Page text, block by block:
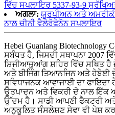
ਵਿੱਚ ਸਪਲਾਇਰ 5337-93-9
ਅਗਲਾ: ਯੂਰਪੀਅਨ ਅਤੇ
ਨਾਲ ਚੀਨੀ ਵੈਲੇਰੋਫੇਨੋਨ ਸਪਲਾਇਰ
Hebei Guanlang Biotechnology
ਸਬੰਧਤ ਹੈ, ਜਿਸਦੀ ਸਥਾਪਨਾ 2007
ਸ਼ਿਜੀਆਜ਼ੁਆਂਗ ਸ਼ਹਿਰ ਵਿੱਚ ਸਥਿਤ ਹੈ
ਅਤੇ ਬੀਜਿੰਗ ਤਿਆਨਜਿਨ ਅਤੇ ਹੇਬੇਈ
ਸੁਵਿਧਾਜਨਕ ਆਵਾਜਾਈ ਦਾ ਫਾਇਦਾ
ਉਤਪਾਦਨ ਅਤੇ ਵਿਕਰੀ ਦੇ ਨਾਲ ਇੱਕ
ਉੱਦਮ ਹੈ। ਸਾਡੀ ਆਪਣੀ ਫੈਕਟਰੀ
ਅਨੁਕੂਲਿਤ ਸੰਸਲੇਸ਼ਣ ਸੇਵਾ ਵੀ ਪੇਸ਼